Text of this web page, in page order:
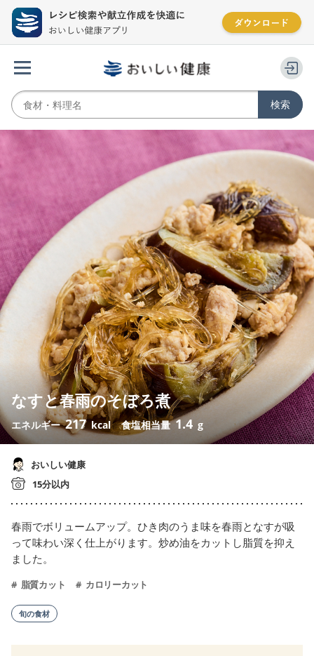
なすと春雨のそぼろ煮
エネルギー217 kcal 食塩相当量1.4 g
おいしい健康
15分以内
春雨でボリュームアップ。ひき肉のうま味を春雨となすが吸
って味わい深く仕上がります。炒め油をカットし脂質を抑え
ました。
脂質カット カロリーカット
旬の食材